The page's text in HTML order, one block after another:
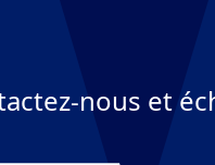
nous et